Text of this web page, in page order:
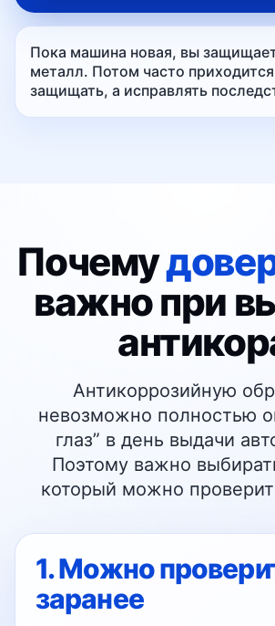
Пока машина новая, вы
металл. Потом часто
защищать, а исправлять
Почему
важно при
Антикоррозийную
невозможно полностью
глаз” в день выдачи
Поэтому важно
который можно
1. Можно
заранее
Антикор
Бронепленка
Шумоизоляция
Приобрести
франшизу
Работать у
нас